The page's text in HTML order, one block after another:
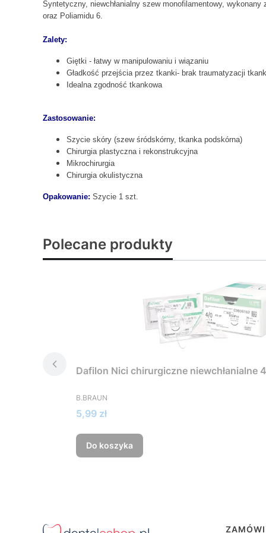
Syntetyczny, niewchłanialny szew monofilamentowy,
oraz Poliamidu 6.
Zalety:
Giętki - łatwy w manipulowaniu i wiązaniu
Gładkość przejścia przez tkanki- brak traumatyzacji
Idealna zgodność tkankowa
Zastosowanie:
Szycie skóry (szew śródskórny, tkanka podskórna)
Chirurgia plastyczna i rekonstrukcyjna
Mikrochirurgia
Chirurgia okulistyczna
Opakowanie: Szycie 1 szt.
Polecane produkty
Dafilon Nici chirurgiczne niewchłanialne
PRODUCENT
B.BRAUN
Cena
5,99 zł
Do koszyka